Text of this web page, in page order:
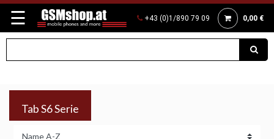
☰ +43 (0)1/890 79 09 0,00 €
Tab S6 Serie